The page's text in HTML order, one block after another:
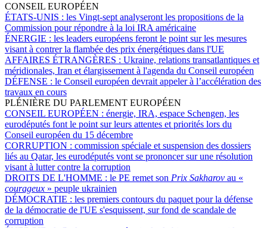
CONSEIL EUROPÉEN
ÉTATS-UNIS : les Vingt-sept analyseront les propositions de la
Commission pour répondre à la loi IRA américaine
ÉNERGIE : les leaders européens feront le point sur les mesures
visant à contrer la flambée des prix énergétiques dans l'UE
AFFAIRES ÉTRANGÈRES : Ukraine, relations transatlantiques et
méridionales, Iran et élargissement à l'agenda du Conseil européen
DÉFENSE : le Conseil européen devrait appeler à l’accélération des
travaux en cours
PLÉNIÈRE DU PARLEMENT EUROPÉEN
CONSEIL EUROPÉEN : énergie, IRA, espace Schengen, les
eurodéputés font le point sur leurs attentes et priorités lors du
Conseil européen du 15 décembre
CORRUPTION : commission spéciale et suspension des dossiers
liés au Qatar, les eurodéputés vont se prononcer sur une résolution
visant à lutter contre la corruption
DROITS DE L'HOMME : le PE remet son Prix Sakharov au «
courageux » peuple ukrainien
DÉMOCRATIE : les premiers contours du paquet pour la défense
de la démocratie de l'UE s'esquissent, sur fond de scandale de
corruption